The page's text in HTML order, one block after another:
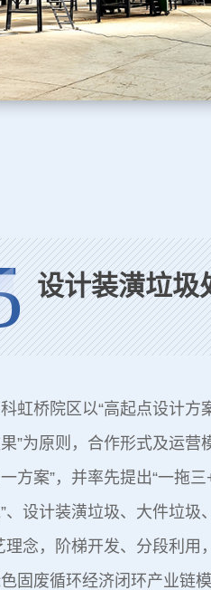
设计装潢垃圾
虹桥院区以“高起点设计方
”为原则，合作形式及运营
方案”，并率先提出“一拖
、设计装潢垃圾、大件垃圾
理念，阶梯开发、分段利用
固废循环经济闭环产业链